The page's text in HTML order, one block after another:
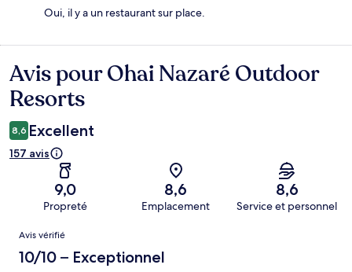
Oui, il y a un restaurant sur place.
Avis
Avis pour Ohai Nazaré Outdoor
Resorts
8,6 Excellent
157 avis
9,0
Propreté
8,6
Emplacement
8,6
Service et personnel
Avis
Avis vérifié
10/10 – Exceptionnel